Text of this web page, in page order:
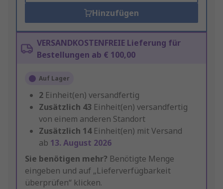
Hinzufügen
VERSANDKOSTENFREIE Lieferung für
Bestellungen ab € 100,00
Auf Lager
2 Einheit(en) versandfertig
Zusätzlich 43 Einheit(en) versandfertig
von einem anderen Standort
Zusätzlich 14 Einheit(en) mit Versand
ab 13. August 2026
Sie benötigen mehr? Benötigte Menge
eingeben und auf „Lieferverfügbarkeit
überprüfen“ klicken.